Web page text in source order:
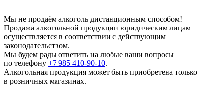
Мы не продаём алкоголь дистанционным способом!
Продажа алкогольной продукции юридическим лицам
осуществляется в соответствии с действующим
законодательством.
Мы будем рады ответить на любые ваши вопросы
по телефону +7 985 410-90-10.
Алкогольная продукция может быть приобретена только
в розничных магазинах.